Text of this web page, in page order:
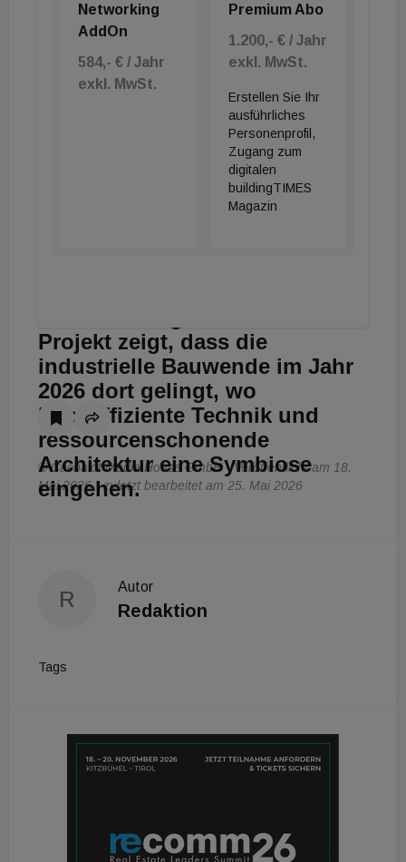
Arbeitskraft und automatisierte
Systeme agieren eng verzahnt:
Rund 80 autonom agierende
fahrerlose Transportsysteme
(AGVs) übernehmen die
internen Transportprozesse,
während das Herzstück der
Anlage, ein Kleinteile-Shuttle-
Lager mit rund 260.000
Projekt zeigt, dass die
industrielle Bauwende im Jahr
2026 dort gelingt, wo
hocheffiziente Technik und
ressourcenschonende
Architektur eine Symbiose
eingehen.
Networking
AddOn
584,- € / Jahr
exkl. MwSt.
Premium Abo
1.200,- € / Jahr
exkl. MwSt.
Erstellen Sie Ihr
ausführliches
Personenprofil,
Zugang zum
digitalen
buildingTIMES
Magazin
© Cachalot Media House GmbH - Veröffentlicht am 18.
Mai 2026 - zuletzt bearbeitet am 25. Mai 2026
R
Autor
Redaktion
Tags